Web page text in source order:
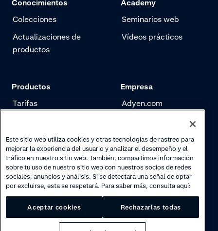
Conocimientos
Colecciones
Actualizaciones de
productos
Academy
Seminarios web
Vídeos prácticos
Productos
Tarifas
Gestión de riesgo
Authentication
Empresa
Adyen.com
Newsletter
Trabaja con nosotros
Este sitio web utiliza cookies y otras tecnologías de rastreo para
mejorar la experiencia del usuario y analizar el desempeño y el
tráfico en nuestro sitio web. También, compartimos información
sobre tu uso de nuestro sitio web con nuestros socios de redes
sociales, anuncios y análisis. Si se detectara una señal de optar
por excluirse, esta se respetará. Para saber más, consulta aquí:
Aceptar cookies Rechazarlas todas